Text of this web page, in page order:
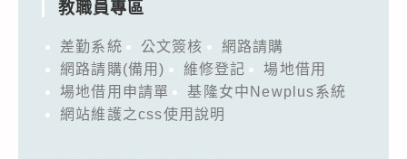
教職員專區
差勤系統 公文簽核
網路請購
網路請購(備用)
維修登記
場地借用
場地借用申請單
基隆女中Newplus系統
網站維護之css使用說明